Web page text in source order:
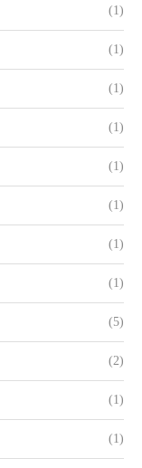
(1)
(1)
(1)
(1)
(1)
(1)
(1)
(1)
(5)
(2)
(1)
(1)